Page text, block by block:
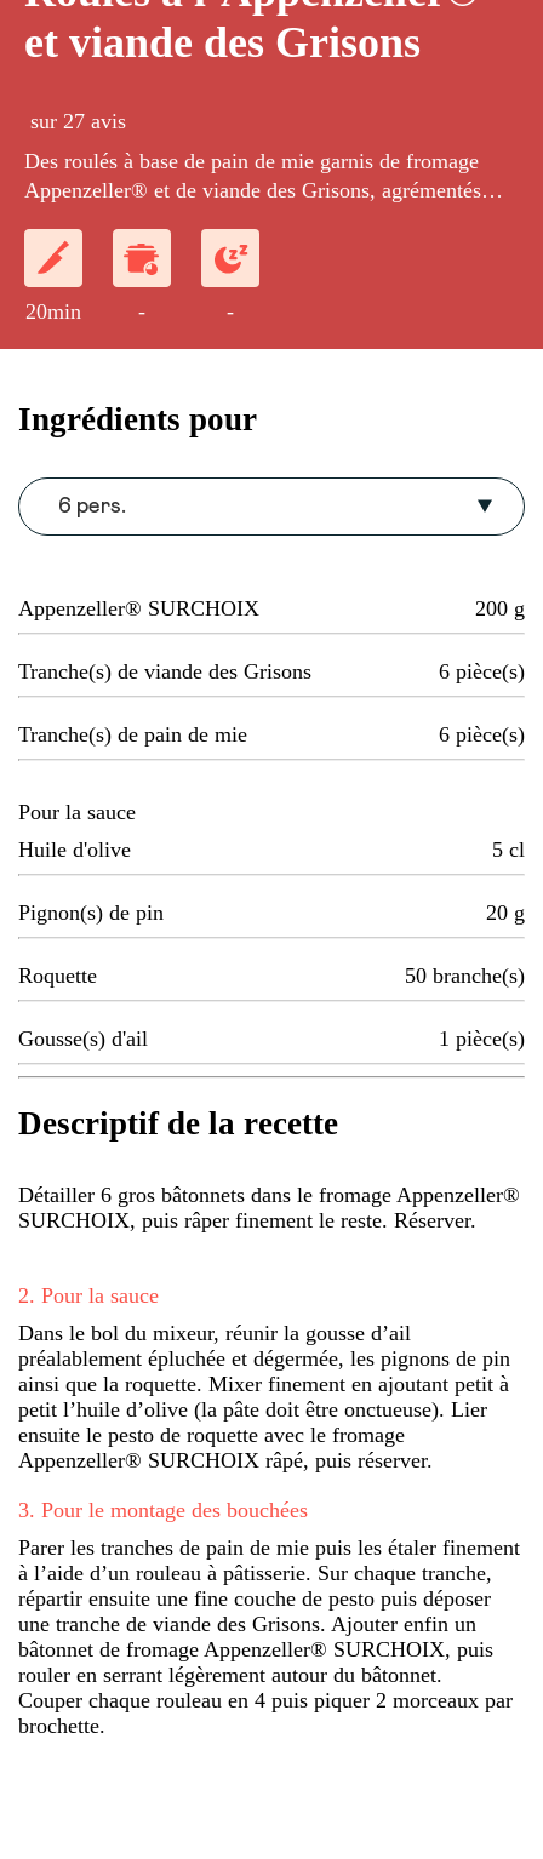
et viande des Grisons
sur 27 avis
Des roulés à base de pain de mie garnis de fromage
Appenzeller® et de viande des Grisons, agrémentés
20min - -
Ingrédients pour
6 pers.
Appenzeller® SURCHOIX 200 g
Tranche(s) de viande des Grisons 6 pièce(s)
Tranche(s) de pain de mie 6 pièce(s)
Pour la sauce
Huile d'olive
5 cl
Pignon(s) de pin 20 g
Roquette 50 branche(s)
Gousse(s) d'ail 1 pièce(s)
Descriptif de la recette
Détailler 6 gros bâtonnets dans le fromage Appenzeller®
SURCHOIX, puis râper finement le reste. Réserver.
2. Pour la sauce
Dans le bol du mixeur, réunir la gousse d’ail
préalablement épluchée et dégermée, les pignons de pin
ainsi que la roquette. Mixer finement en ajoutant petit à
petit l’huile d’olive (la pâte doit être onctueuse). Lier
ensuite le pesto de roquette avec le fromage
Appenzeller® SURCHOIX râpé, puis réserver.
3. Pour le montage des bouchées
Parer les tranches de pain de mie puis les étaler finement
à l’aide d’un rouleau à pâtisserie. Sur chaque tranche,
répartir ensuite une fine couche de pesto puis déposer
une tranche de viande des Grisons. Ajouter enfin un
bâtonnet de fromage Appenzeller® SURCHOIX, puis
rouler en serrant légèrement autour du bâtonnet.
Couper chaque rouleau en 4 puis piquer 2 morceaux par
brochette.